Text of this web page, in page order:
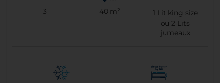
3 40 m² 1 Lit king size
ou 2 Lits
jumeaux